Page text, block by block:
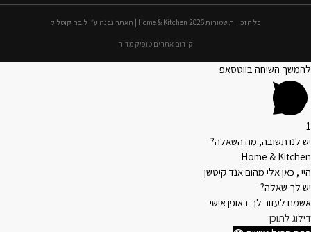
כל הזכויות שמורות 2026 Home & Kitchen | האתר נבנה ע״י לובה קוטליק
קידום אתרים טופיק מדיה
להמשך השיחה בווטסאפ
1
יש לנו תשובה, מה השאלה?
Home & Kitchen
היי , כאן אלי מהום אנד קיטשן
יש לך שאלה?
אשמח לעזור לך באופן אישי
דילוג לתוכן